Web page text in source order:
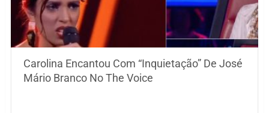
Carolina Encantou Com “Inquietação” De José
Mário Branco No The Voice